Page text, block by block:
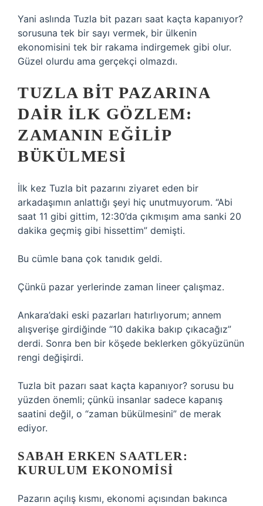
Yani aslında Tuzla bit pazarı saat kaçta kapanıyor?
sorusuna tek bir sayı vermek, bir ülkenin
ekonomisini tek bir rakama indirgemek gibi olur.
Güzel olurdu ama gerçekçi olmazdı.
TUZLA BIT PAZARINA
DAIR ILK GÖZLEM:
ZAMANIN EĞILIP
BÜKÜLMESI
İlk kez Tuzla bit pazarını ziyaret eden bir
arkadaşımın anlattığı şeyi hiç unutmuyorum. “Abi
saat 11 gibi gittim, 12:30’da çıkmışım ama sanki 20
dakika geçmiş gibi hissettim” demişti.
Bu cümle bana çok tanıdık geldi.
Çünkü pazar yerlerinde zaman lineer çalışmaz.
Ankara’daki eski pazarları hatırlıyorum; annem
alışverişe girdiğinde “10 dakika bakıp çıkacağız”
derdi. Sonra ben bir köşede beklerken gökyüzünün
rengi değişirdi.
Tuzla bit pazarı saat kaçta kapanıyor? sorusu bu
yüzden önemli; çünkü insanlar sadece kapanış
saatini değil, o “zaman bükülmesini” de merak
ediyor.
SABAH ERKEN SAATLER:
KURULUM EKONOMISI
Pazarın açılış kısmı, ekonomi açısından bakınca